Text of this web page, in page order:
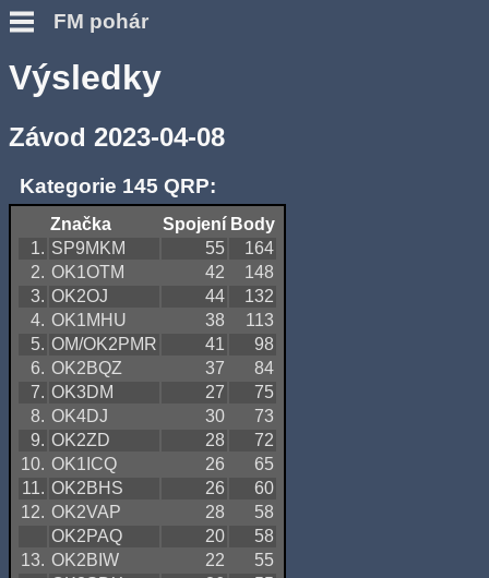
FM pohár
Výsledky
Závod 2023-04-08
Kategorie 145 QRP:
Značka Spojení Body
1. SP9MKM 55
164
2. OK1OTM 42
148
3. OK2OJ 44
132
4. OK1MHU 38
113
5. OM/OK2PMR 41
98
6. OK2BQZ 37
84
7. OK3DM 27
75
8. OK4DJ 30
73
9. OK2ZD 28
72
10. OK1ICQ 26
65
11. OK2BHS 26
60
12. OK2VAP 28
58
OK2PAQ
20
58
13. OK2BIW 22
55